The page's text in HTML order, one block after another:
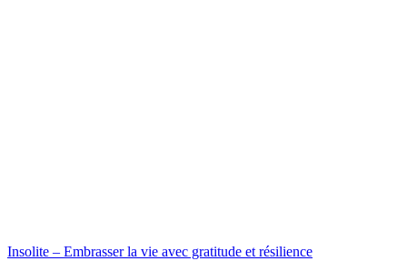
Insolite – Embrasser la vie avec gratitude et résilience